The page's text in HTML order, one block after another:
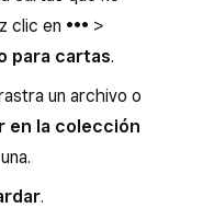
1
pero los
clic en ••• >
para cartas.
un archivo o
en la colección
.